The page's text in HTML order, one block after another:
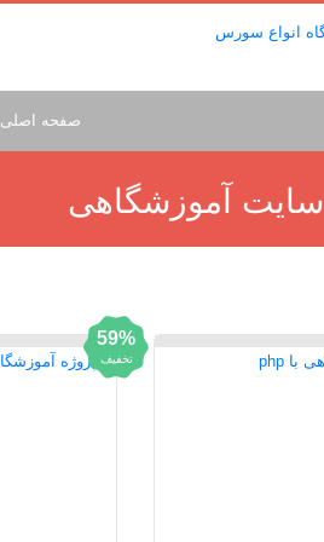
صفحه اصلی
سایت آموزشگاهی
59%
تخفیف